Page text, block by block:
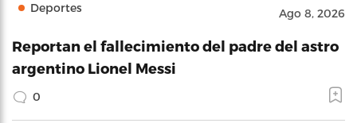
Deportes Ago 8, 2026
Reportan el fallecimiento del padre del astro
argentino Lionel Messi
0